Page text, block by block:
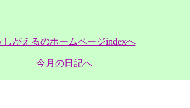
しがえるのホームページindexへ
今月の日記へ